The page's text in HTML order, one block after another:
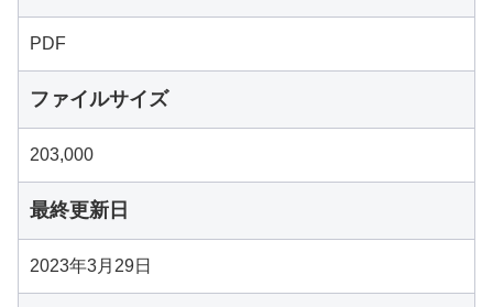
PDF
ファイルサイズ
203,000
最終更新日
2023年3月29日